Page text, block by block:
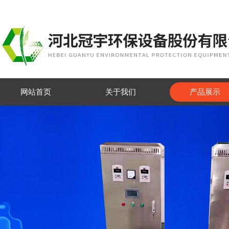
网站首页 关于我们 产品展示